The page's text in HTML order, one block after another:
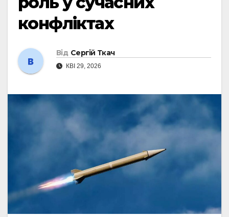
конфліктах
Від Сергій Ткач
КВІ 29, 2026